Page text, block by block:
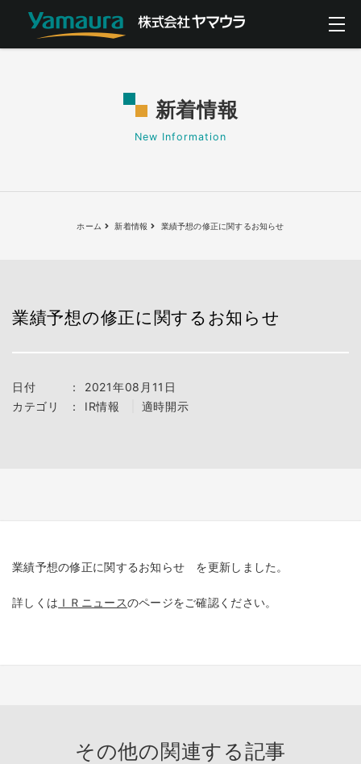
新着情報
New Information
ホーム 新着情報 業績予想の修正に関するお知らせ
業績予想の修正に関するお知らせ
日付 ：
2021年08月11日
カテゴリ
： IR情報 適時開示
業績予想の修正に関するお知らせ を更新しました。
詳しくは ＩＲニュースのページをご確認ください。
その他の関連する記事